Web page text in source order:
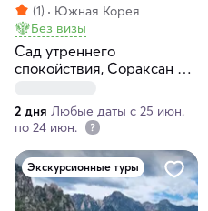
(1)
Южная Корея
Без визы
Сад утреннего
спокойствия, Сораксан и
среди гор, моря и
термальных источников
2 дня Любые даты с 25 июн.
по 24 июн.
Экскурсионные туры